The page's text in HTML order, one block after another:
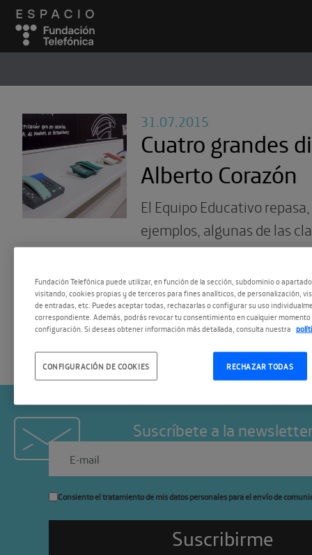
31.07.2015
Cuatro grandes
Alberto Corazón
El Equipo Educativo
ejemplos, algunas de las
imprescindibles para
que el Espacio Fundación
dedicado a Alberto Corazón.
Suscríbete a la
Consiento el tratamiento de mis datos personales para el envío de
Fundación Telefónica puede utilizar, en función de la sección, subdominio o
visitando, cookies propias y de terceros para fines analíticos, de personalización,
de entradas, etc. Puedes aceptar todas, rechazarlas o configurar su uso
correspondiente. Además, podrás revocar tu consentimiento en cualquier momento
configuración. Si deseas obtener información más detallada, consulta nuestra
RECHAZAR TODAS
CONFIGURACIÓN DE COOKIES